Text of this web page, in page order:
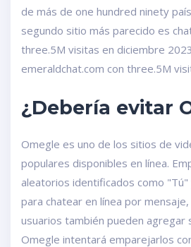
de más de one hundred ninety
segundo sitio más parecido es
three.5M visitas en diciembre
emeraldchat.com con three.5M
¿Debería evitar
Omegle es uno de los sitios de
populares disponibles en línea.
aleatorios identificados como
para chatear en línea por
usuarios también pueden agregar
Omegle intentará emparejarlos